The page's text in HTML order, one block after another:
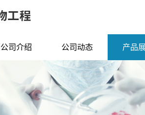
公司介绍 公司动态 产品